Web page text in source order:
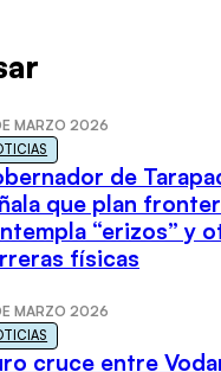
MARZO 2026
de
que plan
“erizos” y
físicas
MARZO 2026
cruce entre